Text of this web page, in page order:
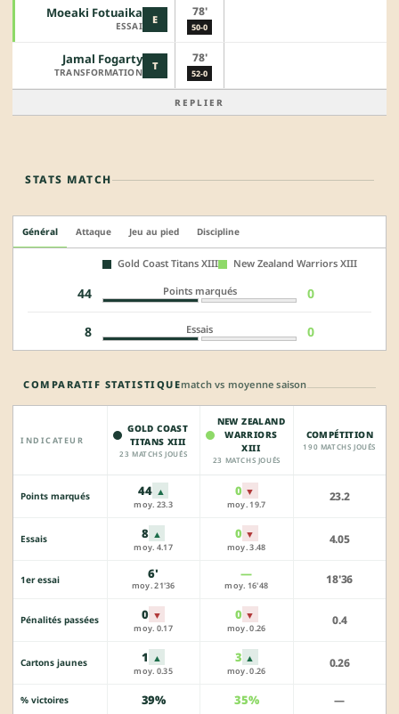
E
Moeaki Fotuaika
ESSAI
78'
50-0
T
Jamal Fogarty
TRANSFORMATION
78'
52-0
REPLIER
STATS MATCH
Général Attaque Jeu au pied Discipline
Gold Coast Titans XIII New Zealand Warriors XIII
44 Points marqués 0
8 Essais 0
COMPARATIF STATISTIQUEmatch vs moyenne saison
INDICATEUR
GOLD COAST
TITANS XIII
23 MATCHS JOUÉS
NEW ZEALAND
WARRIORS
XIII
23 MATCHS JOUÉS
COMPÉTITION
190 MATCHS JOUÉS
Points marqués 44 ▲
moy. 23.3
0 ▼
moy. 19.7
23.2
Essais 8 ▲
moy. 4.17
0 ▼
moy. 3.48
4.05
1er essai 6'
moy. 21'36
—
moy. 16'48 18'36
Pénalités passées 0 ▼
moy. 0.17
0 ▼
moy. 0.26
0.4
Cartons jaunes 1 ▲
moy. 0.35
3 ▲
moy. 0.26
0.26
% victoires 39% 35% —